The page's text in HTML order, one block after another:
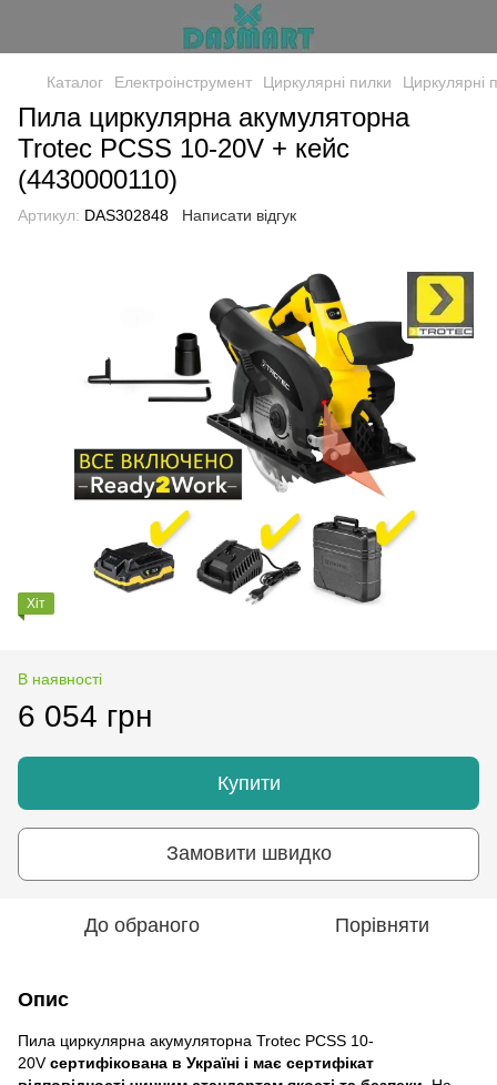
Каталог Електроінструмент Циркулярні пилки Циркулярні
Пила циркулярна акумуляторна
Trotec PCSS 10-20V + кейс
(4430000110)
Артикул: DAS302848 Написати відгук
Хіт
В наявності
6 054 грн
Купити
Замовити швидко
До обраного Порівняти
Опис
Пила циркулярна акумуляторна Trotec PCSS 10-
20Vсертифікована в Україні і має сертифікат